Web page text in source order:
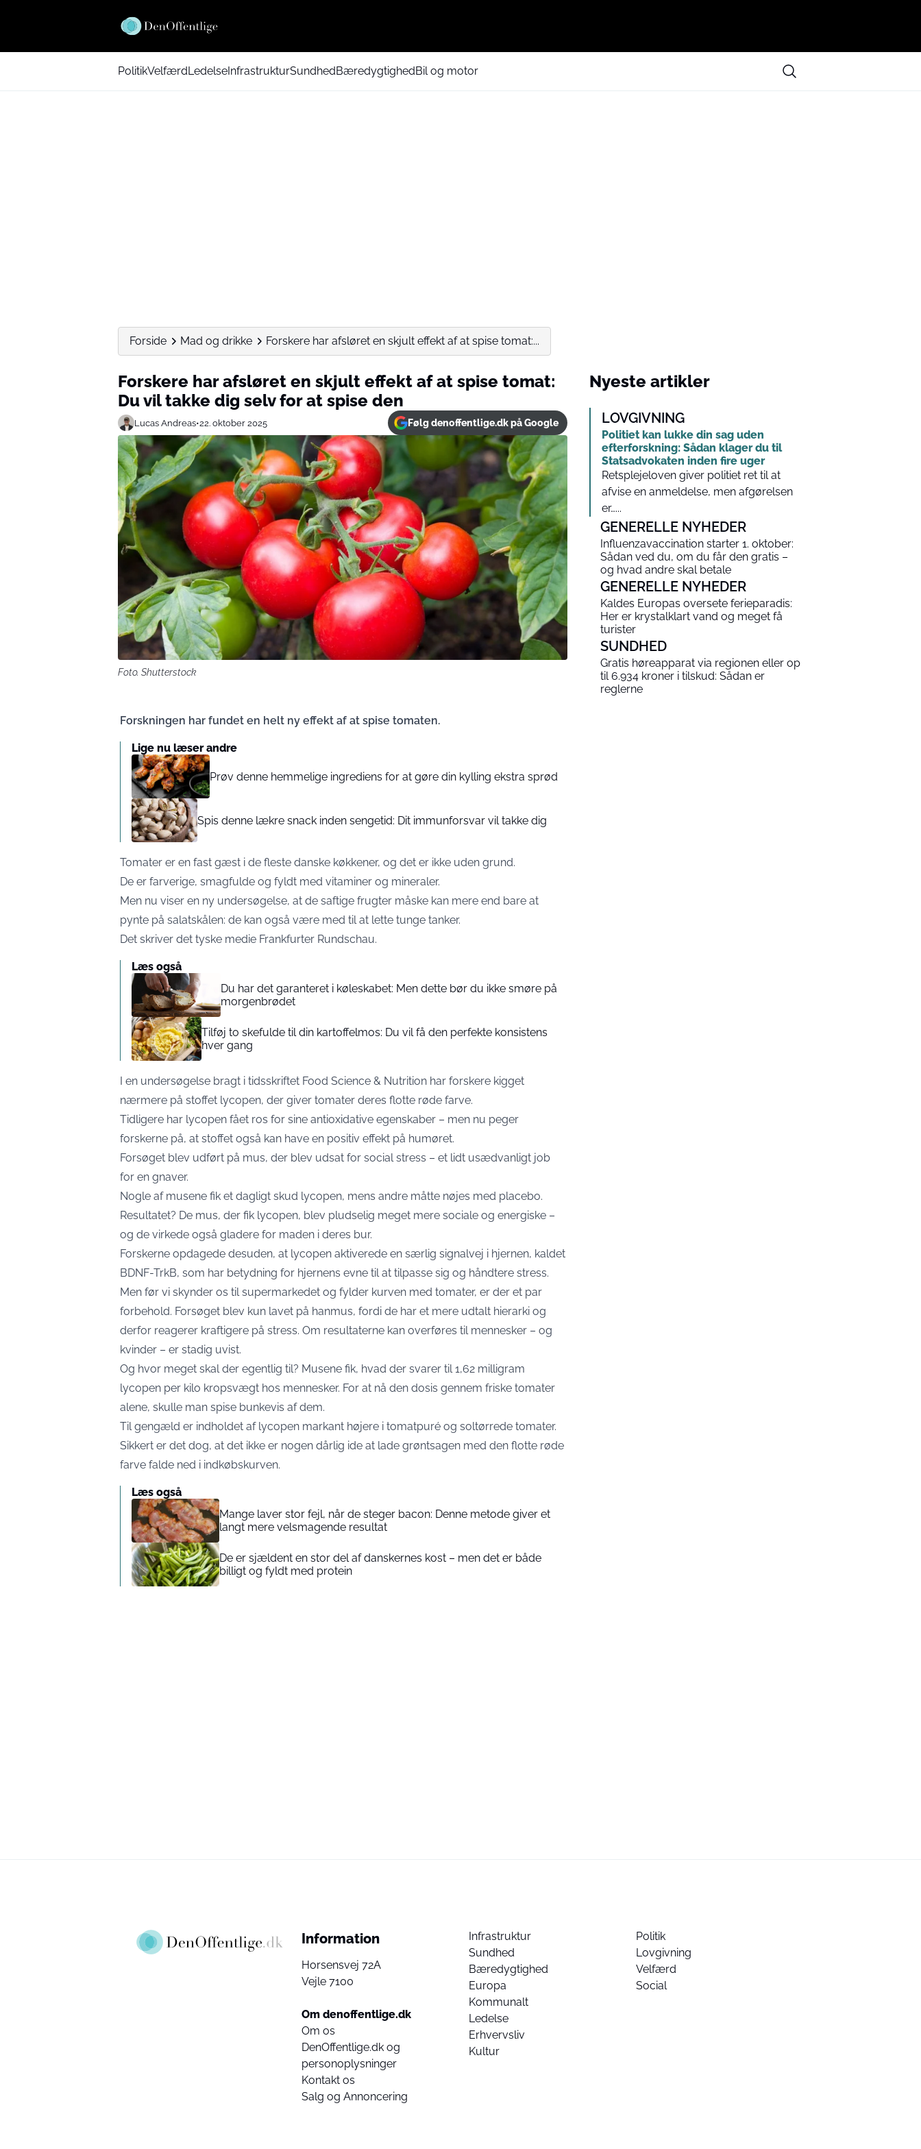
PolitikVelfærdLedelseInfrastrukturSundhedBæredygtighedBil og motor
Forside Mad og drikke Forskere har afsløret en skjult effekt af at spise tomat:...
Forskere har afsløret en skjult effekt af at spise tomat:
Du vil takke dig selv for at spise den
Lucas Andreas•22. oktober 2025 Følg denoffentlige.dk på Google
Foto. Shutterstock
Forskningen har fundet en helt ny effekt af at spise tomaten.
Lige nu læser andre
Prøv denne hemmelige ingrediens for at gøre din kylling ekstra sprød
Spis denne lækre snack inden sengetid: Dit immunforsvar vil takke dig
Tomater er en fast gæst i de fleste danske køkkener, og det er ikke uden grund.
De er farverige, smagfulde og fyldt med vitaminer og mineraler.
Men nu viser en ny undersøgelse, at de saftige frugter måske kan mere end bare at
pynte på salatskålen: de kan også være med til at lette tunge tanker.
Det skriver det tyske medie Frankfurter Rundschau.
Læs også
Du har det garanteret i køleskabet: Men dette bør du ikke smøre på
morgenbrødet
Tilføj to skefulde til din kartoffelmos: Du vil få den perfekte konsistens
hver gang
I en undersøgelse bragt i tidsskriftet Food Science & Nutrition har forskere kigget
nærmere på stoffet lycopen, der giver tomater deres flotte røde farve.
Tidligere har lycopen fået ros for sine antioxidative egenskaber – men nu peger
forskerne på, at stoffet også kan have en positiv effekt på humøret.
Forsøget blev udført på mus, der blev udsat for social stress – et lidt usædvanligt job
for en gnaver.
Nogle af musene fik et dagligt skud lycopen, mens andre måtte nøjes med placebo.
Resultatet? De mus, der fik lycopen, blev pludselig meget mere sociale og energiske –
og de virkede også gladere for maden i deres bur.
Forskerne opdagede desuden, at lycopen aktiverede en særlig signalvej i hjernen, kaldet
BDNF-TrkB, som har betydning for hjernens evne til at tilpasse sig og håndtere stress.
Men før vi skynder os til supermarkedet og fylder kurven med tomater, er der et par
forbehold. Forsøget blev kun lavet på hanmus, fordi de har et mere udtalt hierarki og
derfor reagerer kraftigere på stress. Om resultaterne kan overføres til mennesker – og
kvinder – er stadig uvist.
Og hvor meget skal der egentlig til? Musene fik, hvad der svarer til 1,62 milligram
lycopen per kilo kropsvægt hos mennesker. For at nå den dosis gennem friske tomater
alene, skulle man spise bunkevis af dem.
Til gengæld er indholdet af lycopen markant højere i tomatpuré og soltørrede tomater.
Sikkert er det dog, at det ikke er nogen dårlig ide at lade grøntsagen med den flotte røde
farve falde ned i indkøbskurven.
Læs også
Mange laver stor fejl, når de steger bacon: Denne metode giver et
langt mere velsmagende resultat
De er sjældent en stor del af danskernes kost – men det er både
billigt og fyldt med protein
Nyeste artikler
LOVGIVNING
Politiet kan lukke din sag uden
efterforskning: Sådan klager du til
Statsadvokaten inden fire uger
Retsplejeloven giver politiet ret til at
afvise en anmeldelse, men afgørelsen
er…...
GENERELLE NYHEDER
Influenzavaccination starter 1. oktober:
Sådan ved du, om du får den gratis –
og hvad andre skal betale
GENERELLE NYHEDER
Kaldes Europas oversete ferieparadis:
Her er krystalklart vand og meget få
turister
SUNDHED
Gratis høreapparat via regionen eller op
til 6.934 kroner i tilskud: Sådan er
reglerne
Information
Horsensvej 72A
Vejle 7100
Om denoffentlige.dk
Om os
DenOffentlige.dk og
personoplysninger
Kontakt os
Salg og Annoncering
Infrastruktur
Sundhed
Bæredygtighed
Europa
Kommunalt
Ledelse
Erhvervsliv
Kultur
Politik
Lovgivning
Velfærd
Social